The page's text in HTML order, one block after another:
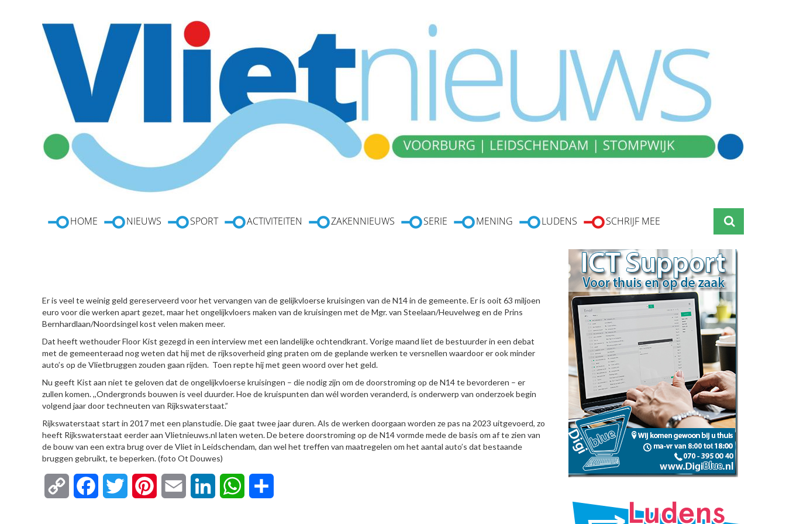
HOME NIEUWS SPORT ACTIVITEITEN ZAKENNIEUWS SERIE MENING LUDENS SCHRIJF MEE
Er is veel te weinig geld gereserveerd voor het vervangen van de gelijkvloerse kruisingen van de N14 in de gemeente. Er is ooit 63 miljoen
euro voor die werken apart gezet, maar het ongelijkvloers maken van de kruisingen met de Mgr. van Steelaan/Heuvelweg en de Prins
Bernhardlaan/Noordsingel kost velen maken meer.
Dat heeft wethouder Floor Kist gezegd in een interview met een landelijke ochtendkrant. Vorige maand liet de bestuurder in een debat
met de gemeenteraad nog weten dat hij met de rijksoverheid ging praten om de geplande werken te versnellen waardoor er ook minder
auto’s op de Vlietbruggen zouden gaan rijden. Toen repte hij met geen woord over het geld.
Nu geeft Kist aan niet te geloven dat de ongelijkvloerse kruisingen – die nodig zijn om de doorstroming op de N14 te bevorderen – er
zullen komen. ,,Ondergronds bouwen is veel duurder. Hoe de kruispunten dan wél worden veranderd, is onderwerp van onderzoek begin
volgend jaar door techneuten van Rijkswaterstaat.”
Rijkswaterstaat start in 2017 met een planstudie. Die gaat twee jaar duren. Als de werken doorgaan worden ze pas na 2023 uitgevoerd, zo
heeft Rijkswaterstaat eerder aan Vlietnieuws.nl laten weten. De betere doorstroming op de N14 vormde mede de basis om af te zien van
de bouw van een extra brug over de Vliet in Leidschendam, dan wel het treffen van maatregelen om het aantal auto’s dat bestaande
bruggen gebruikt, te beperken. (foto Ot Douwes)
Copy FacebookTwitter Pinterest Email LinkedIn WhatsApp